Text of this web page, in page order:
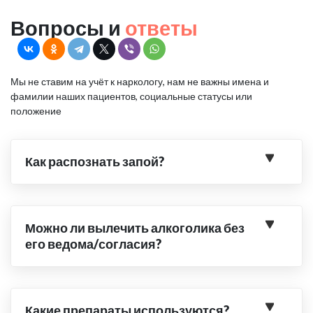
Вопросы и ответы
Мы не ставим на учёт к наркологу, нам не важны имена и
фамилии наших пациентов, социальные статусы или
положение
Как распознать запой?
Можно ли вылечить алкоголика без
его ведома/согласия?